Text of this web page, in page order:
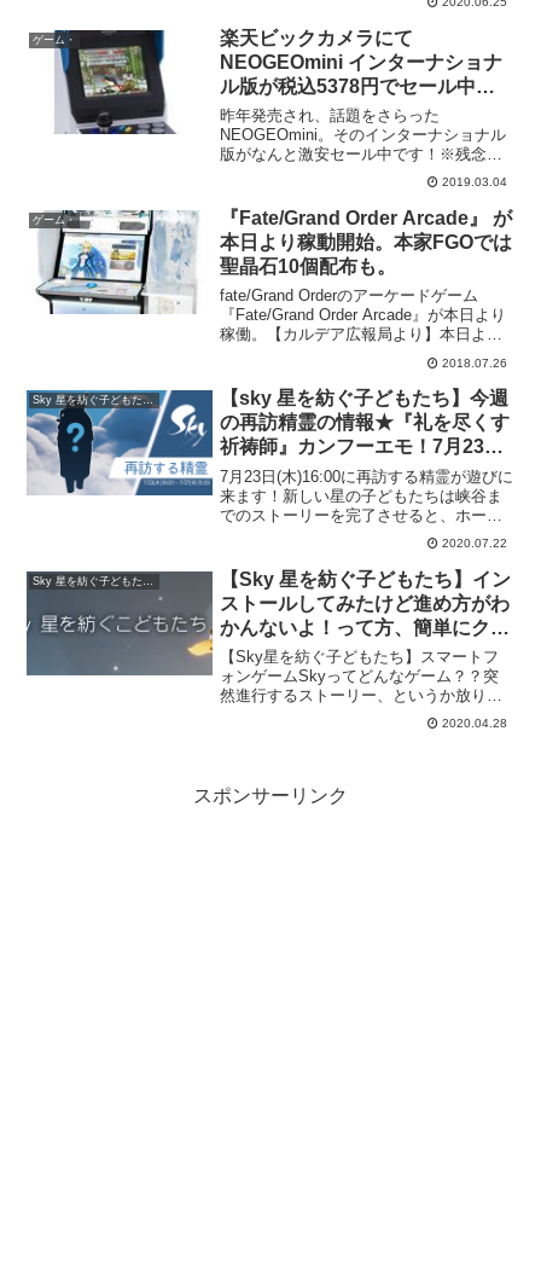
もたちは、峡谷までストーリーを完了す
ると、精霊さんと遊んでいただけます
よ???? ...
ゲーム・
楽天ビックカメラにて
NEOGEOmini インターナショナ
ル版が税込5378円でセール中！
欲しい人は急くべし！
昨年発売され、話題をさらった
NEOGEOmini。そのインターナショナル
版がなんと激安セール中です！※残念な
がら現在すでに終了してしまったようで
す…。（2019/3/4 10:39現在）SNK
NEOGEO mini Internation...
2019.03.04
ゲーム・
『Fate/Grand Order Arcade』 が
本日より稼動開始。本家FGOでは
聖晶石10個配布も。
fate/Grand Orderのアーケードゲーム
『Fate/Grand Order Arcade』が本日より
稼働。【カルデア広報局より】本日より
『Fate/Grand Order Arcade』の稼働が開
始いたしました！お近くのゲームセン...
2018.07.26
Sky 星を紡ぐ子どもたち・
【sky 星を紡ぐ子どもたち】今週
の再訪精霊の情報★『礼を尽くす
祈祷師』カンフーエモ！7月23日
(木)16:00～7/27(月)15:59まで！
必要なキャンドル数は？？
7月23日(木)16:00に再訪する精霊が遊びに
来ます！新しい星の子どもたちは峡谷ま
でのストーリーを完了させると、ホーム
で精霊さんに会えるようになりますよ。
滞在中にぜひ友情を育んでくださいね！
今週末はどの精霊さんが来てくれるでし
ょう？???...
2020.07.22
【Sky 星を紡ぐ子どもたち】イン
ストールしてみたけど進め方がわ
かんないよ！って方、簡単にクリ
アまでの流れを説明しよう！
【Sky星を紡ぐ子どもたち】スマートフ
ォンゲームSkyってどんなゲーム？？突
然進行するストーリー、というか放り出
された主人公・・・最初は 「何、何す
ればいいの？？？」ってなりました、周
2020.04.28
スポンサーリンク